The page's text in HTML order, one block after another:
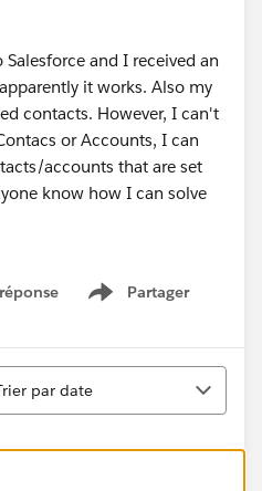
and I received an
it works. Also my
contacts. However, I can't
or Accounts, I can
accounts that are set
know how I can solve
Partager
Show menu
par date